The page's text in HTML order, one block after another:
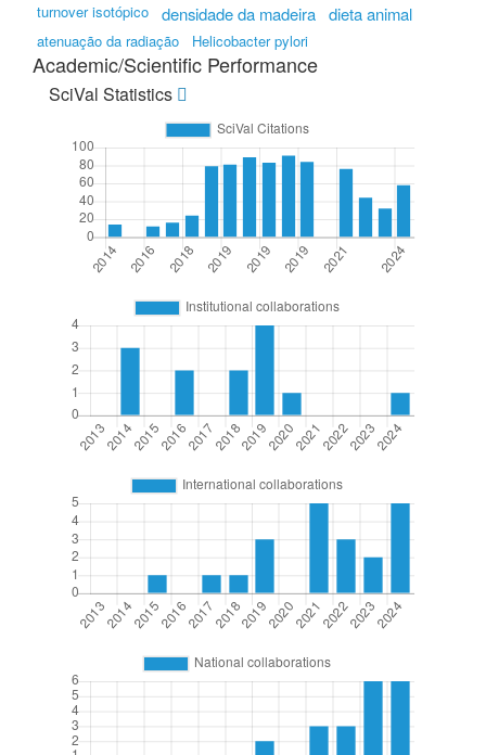
turnover isotópico densidade da madeira dieta animal
atenuação da radiação Helicobacter pylori
Academic/Scientific Performance
SciVal Statistics